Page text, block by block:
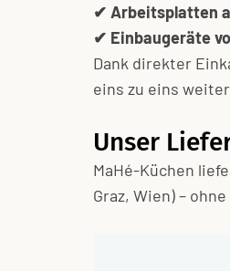
✔ Arbeitsplatten
✔ Einbaugeräte
Dank direkter
eins zu eins
Unser
MaHé-Küchen
Graz, Wien) –